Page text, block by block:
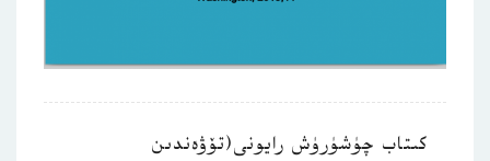
كىتاب چۈشۈرۈش رايونى(تۆۋەندىن